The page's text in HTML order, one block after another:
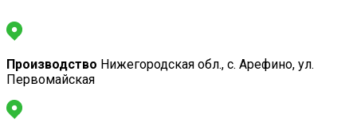
Производство Нижегородская обл., с. Арефино, ул.
Первомайская